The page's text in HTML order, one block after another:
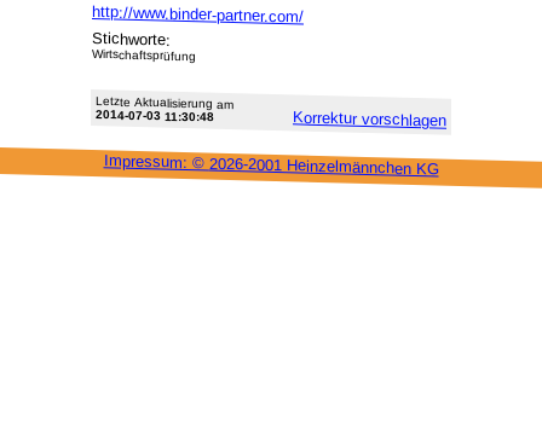
http://www.binder-partner.com/
Stichworte:
Wirtschaftsprüfung
Letzte Aktu­alisie­rung am
2014-07-03 11:30:48 Korrektur vor­schlagen
Impressum: © 2026-2001 Heinzel­männchen KG